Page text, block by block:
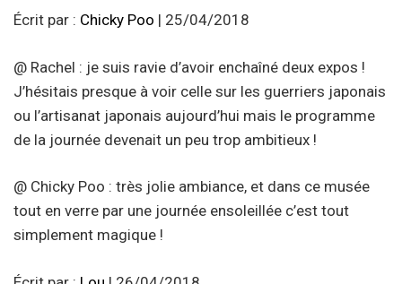
Écrit par : Chicky Poo | 25/04/2018
@ Rachel : je suis ravie d’avoir enchaîné deux expos !
J’hésitais presque à voir celle sur les guerriers japonais
ou l’artisanat japonais aujourd’hui mais le programme
de la journée devenait un peu trop ambitieux !
@ Chicky Poo : très jolie ambiance, et dans ce musée
tout en verre par une journée ensoleillée c’est tout
simplement magique !